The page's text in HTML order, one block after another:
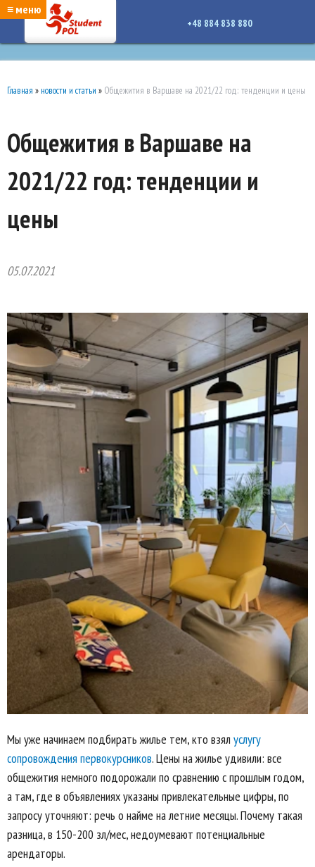
google-site-verification: google7a917c261df1566b.htmlgoogle-site-verification:
google7a917c261df1566b.html
≡ меню
+48 884 838 880
Главная » новости и статьи » Общежития в Варшаве на 2021/22 год: тенденции и цены
Общежития в Варшаве на
2021/22 год: тенденции и
цены
05.07.2021
Мы уже начинаем подбирать жилье тем, кто взял услугу
сопровождения первокурсников. Цены на жилье удивили: все
общежития немного подорожали по сравнению с прошлым годом,
а там, где в объявлениях указаны привлекательные цифры, по
запросу уточняют: речь о найме на летние месяцы. Почему такая
разница, в 150-200 зл/мес, недоумевают потенциальные
арендаторы.